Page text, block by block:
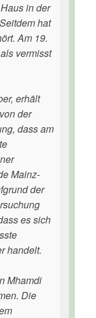
in der
hat
Am 19.
vermisst
erhält
der
dass am
Mainz-
der
es sich
handelt.
Mhamdi
Die